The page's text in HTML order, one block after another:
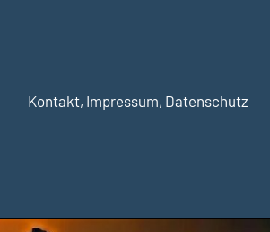
Kontakt, Impressum, Datenschutz